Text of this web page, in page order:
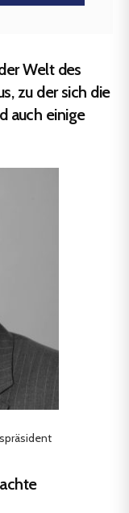
Welt des
zu der sich die
auch einige